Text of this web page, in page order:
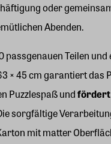
oder
Abenden.
passgenauen Teilen
× 45 cm garantiert das
Puzzlespaß undfördert
sorgfältige
mit matter